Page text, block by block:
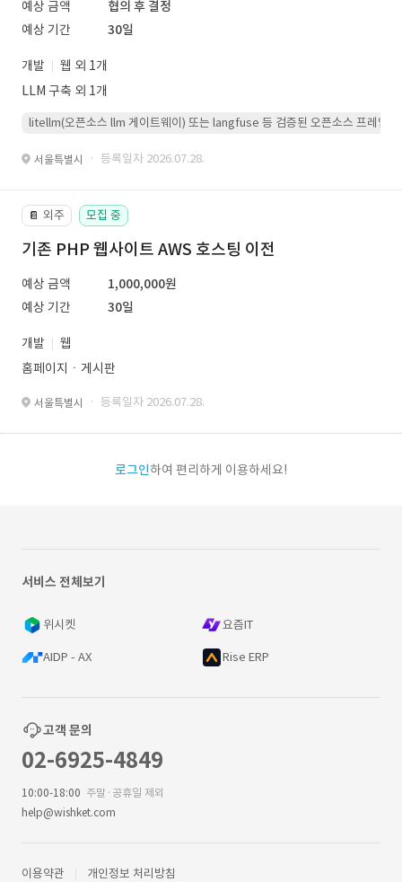
예상 금액
협의 후 결정
예상 기간
30일
개발
웹 외 1개
LLM 구축 외 1개
litellm(오픈소스 llm 게이트웨이) 또는 langfuse 등 검증된 오픈소스 프레임워
서울특별시 · 등록일자 2026.07.28.
📔 외주 모집 중
기존 PHP 웹사이트 AWS 호스팅 이전
예상 금액
1,000,000원
예상 기간
30일
개발
웹
홈페이지ㆍ게시판
서울특별시 · 등록일자 2026.07.28.
로그인하여 편리하게 이용하세요!
서비스 전체보기
위시켓 요즘IT
AIDP - AX Rise ERP
고객 문의
02-6925-4849
10:00-18:00 주말·공휴일 제외
help@wishket.com
이용약관 개인정보 처리방침